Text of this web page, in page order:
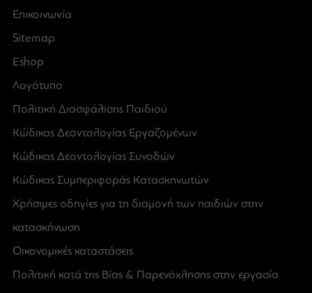
Επικοινωνία
Sitemap
Eshop
Λογότυπο
Πολιτική Διασφάλισης Παιδιού
Κώδικας Δεοντολογίας Εργαζομένων
Κώδικας Δεοντολογίας Συνοδών
Κώδικας Συμπεριφοράς Κατασκηνωτών
Χρήσιμες οδηγίες για τη διαμονή των παιδιών στην
κατασκήνωση
Οικονομικές καταστάσεις
Πολιτική κατά της Βίας & Παρενόχλησης στην εργασία